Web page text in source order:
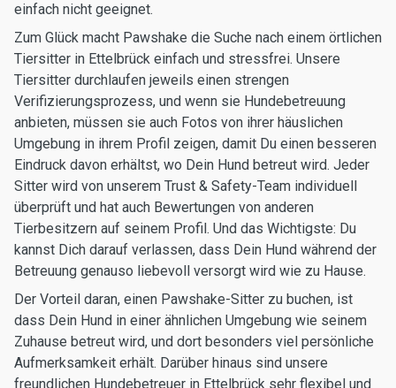
einfach nicht geeignet.
Zum Glück macht Pawshake die Suche nach einem örtlichen
Tiersitter in Ettelbrück einfach und stressfrei. Unsere
Tiersitter durchlaufen jeweils einen strengen
Verifizierungsprozess, und wenn sie Hundebetreuung
anbieten, müssen sie auch Fotos von ihrer häuslichen
Umgebung in ihrem Profil zeigen, damit Du einen besseren
Eindruck davon erhältst, wo Dein Hund betreut wird. Jeder
Sitter wird von unserem Trust & Safety-Team individuell
überprüft und hat auch Bewertungen von anderen
Tierbesitzern auf seinem Profil. Und das Wichtigste: Du
kannst Dich darauf verlassen, dass Dein Hund während der
Betreuung genauso liebevoll versorgt wird wie zu Hause.
Der Vorteil daran, einen Pawshake-Sitter zu buchen, ist
dass Dein Hund in einer ähnlichen Umgebung wie seinem
Zuhause betreut wird, und dort besonders viel persönliche
Aufmerksamkeit erhält. Darüber hinaus sind unsere
freundlichen Hundebetreuer in Ettelbrück sehr flexibel und